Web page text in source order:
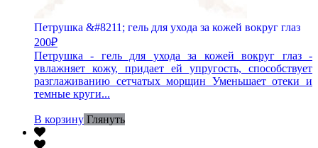
Петрушка &#8211; гель для ухода за кожей вокруг глаз
200₽
Петрушка - гель для ухода за кожей вокруг глаз -
увлажняет кожу, придает ей упругость, способствует
разглаживанию сетчатых морщин Уменьшает отеки и
темные круги...
В корзину Глянуть